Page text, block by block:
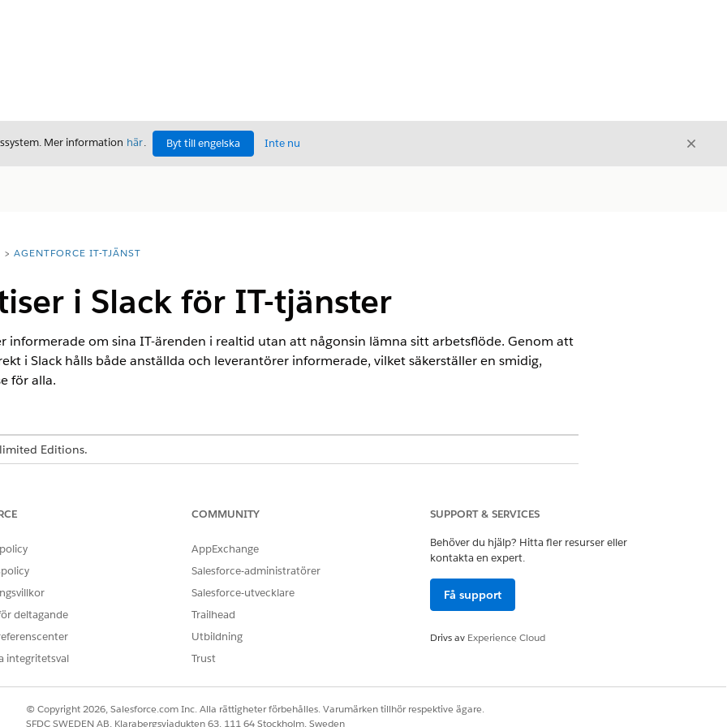
Mer information här. Byt till engelska Inte nu Stäng
AGENTFORCE IT-TJÄNST
i Slack för IT-tjänster
informerade om sina IT-ärenden i realtid utan att någonsin lämna sitt arbetsflöde. Genom att
i Slack hålls både anställda och leverantörer informerade, vilket säkerställer en smidig,
för alla.
Editions.
sätt måste uppfyllare manuellt kontrollera köer eller förlita sig på asynkrona kanaler som
nya tilldelningar, vilket kan försena deras svar på viktiga problem och skapa flaskhalsar i
tvåvägskommunikationskanal som löser dessa problem för både anställda och leverantörer.
De får uppdateringar i realtid om sina ärenden på samma plats som de kommunicerar med
och ökar Trusten för supportprocessen.
deltagande
integritetsval
COMMUNITY
AppExchange
Salesforce-administratörer
Salesforce-utvecklare
Trailhead
Utbildning
Trust
SUPPORT & SERVICES
Behöver du hjälp? Hitta fler resurser eller
kontakta en expert.
Få support
Drivs av Experience Cloud
© Copyright 2026, Salesforce.com Inc. Alla rättigheter förbehålles. Varumärken tillhör respektive ägare.
SFDC SWEDEN AB, Klarabergsviadukten 63, 111 64 Stockholm, Sweden